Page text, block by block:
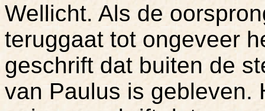
Wellicht. Als de
teruggaat tot ongeveer
geschrift dat buiten de
van Paulus is gebleven.